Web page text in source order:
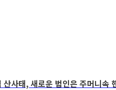
사태, 새로운 범인은 주머니속